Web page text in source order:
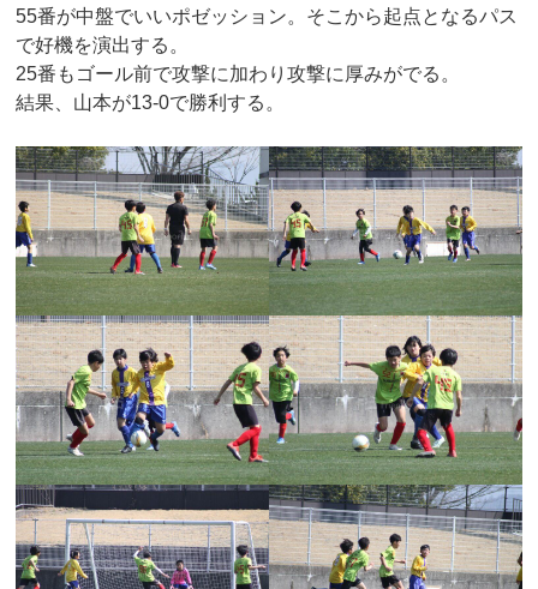
55番が中盤でいいポゼッション。そこから起点となるパス
で好機を演出する。
25番もゴール前で攻撃に加わり攻撃に厚みがでる。
結果、山本が13-0で勝利する。